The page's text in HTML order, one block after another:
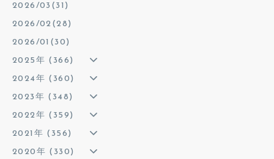
2026/03(31)
2026/02(28)
2026/01(30)
2025年 (366)
2024年 (360)
2023年 (348)
2022年 (359)
2021年 (356)
2020年 (330)